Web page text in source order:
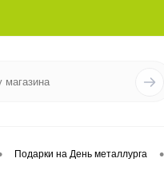
Подарки на День металлурга •